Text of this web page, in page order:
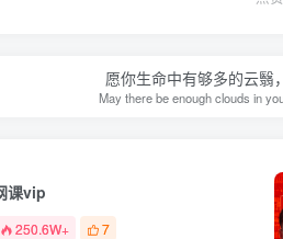
愿你生命中有够多的云翳
May there be enough clouds in
课vip
250.6W+ 7